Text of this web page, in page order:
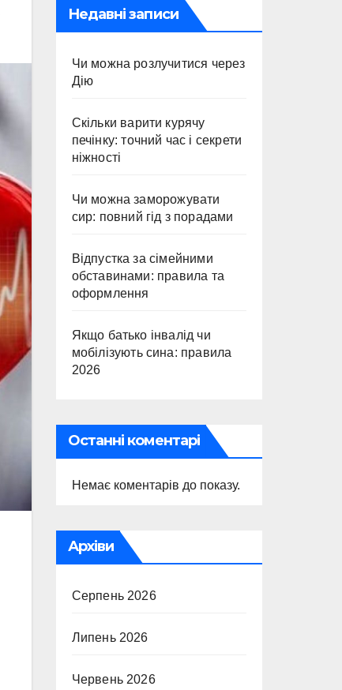
Недавні записи
Чи можна розлучитися через
Дію
Скільки варити курячу
печінку: точний час і секрети
ніжності
Чи можна заморожувати
сир: повний гід з порадами
Відпустка за сімейними
обставинами: правила та
оформлення
Якщо батько інвалід чи
мобілізують сина: правила
2026
Останні коментарі
Немає коментарів до показу.
Архіви
Серпень 2026
Липень 2026
Червень 2026